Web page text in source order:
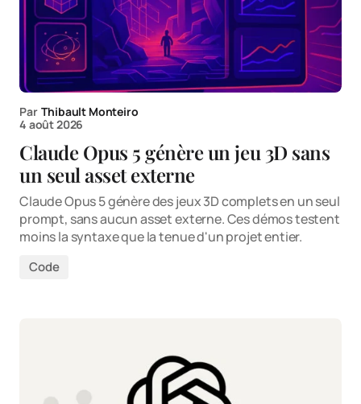
Par Thibault Monteiro
4 août 2026
Claude Opus 5 génère un jeu 3D sans
un seul asset externe
Claude Opus 5 génère des jeux 3D complets en un seul
prompt, sans aucun asset externe. Ces démos testent
moins la syntaxe que la tenue d'un projet entier.
Code